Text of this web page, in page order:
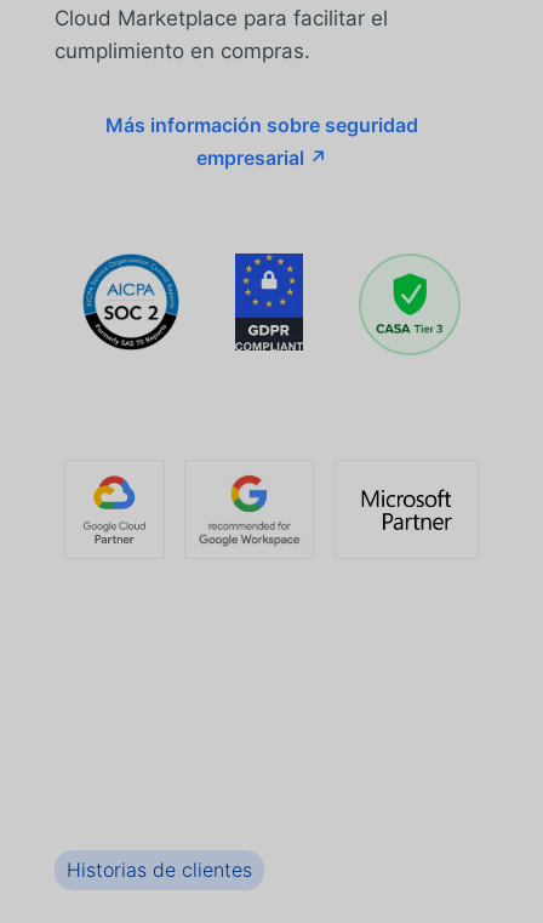
Cloud Marketplace para facilitar el
cumplimiento en compras.
Más información sobre seguridad
empresarial ↗
Historias de clientes